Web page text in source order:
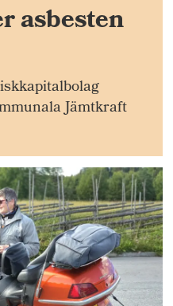
asbesten
Jämtkraft